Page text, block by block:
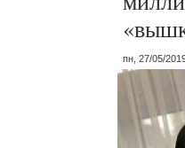
пн, 27/05/